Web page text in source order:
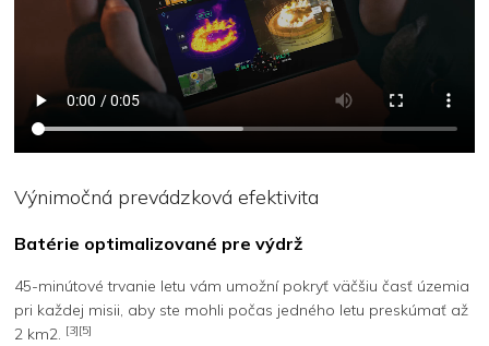
Výnimočná prevádzková efektivita
Batérie optimalizované pre výdrž
45-minútové trvanie letu vám umožní pokryť väčšiu časť územia
pri každej misii, aby ste mohli počas jedného letu preskúmať až
2 km2. [3][5]